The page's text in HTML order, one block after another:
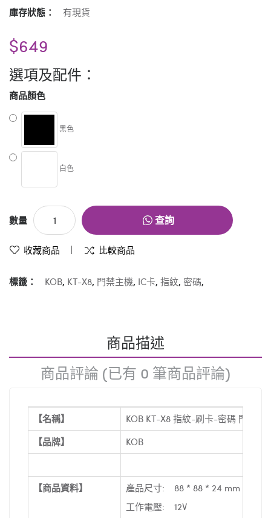
庫存狀態：
有現貨
$649
選項及配件：
商品顏色
黑色
白色
數量 查詢
收藏商品 比較商品
標籤： KOB, KT-X8, 門禁主機, IC卡, 指紋, 密碼,
商品描述
商品評論 (已有 0 筆商品評論)
【名稱】
KOB KT-X8 指紋-刷卡-密碼 門禁主
【品牌】
KOB
【商品資料】
產品尺寸: 88 * 88 * 24 mm
工作電壓: 12V